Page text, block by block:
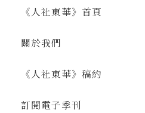
《人社東華》首頁
關於我們
《人社東華》稿約
訂閱電子季刊